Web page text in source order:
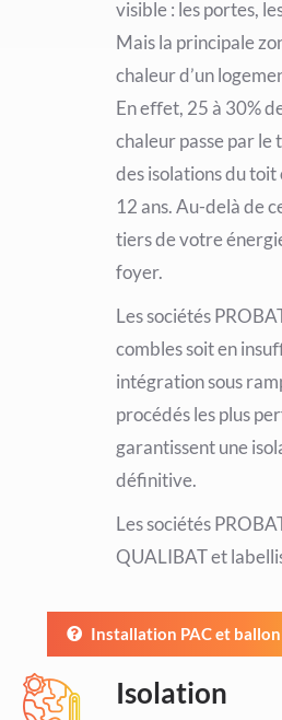
visible : les portes,
Mais la principale
chaleur d’un
En eﬀet, 25 à 30%
chaleur passe par
des isolations du
12 ans. Au-delà de
tiers de votre
foyer.
Les sociétés
combles soit en
intégration sous
procédés les plus
garantissent une
définitive.
Les sociétés
QUALIBAT et
Installation PAC et
Isolation